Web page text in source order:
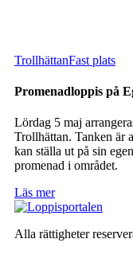
TrollhättanFast plats
Promenadloppis på
Lördag 5 maj
Trollhättan. Tanken är
kan ställa ut på sin
promenad i området.
Läs mer
Alla rättigheter